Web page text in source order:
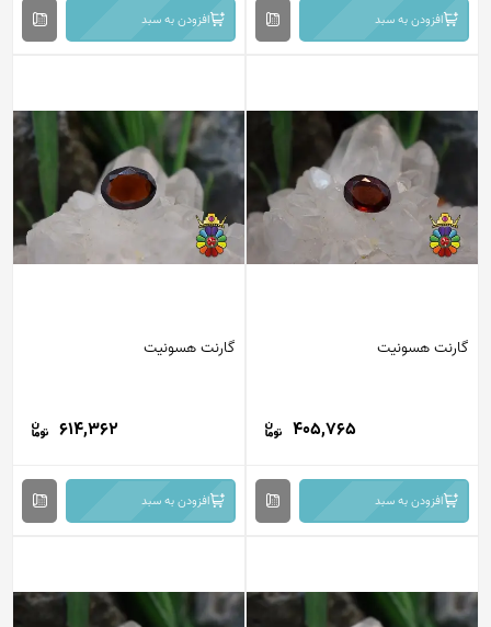
افزودن به سبد افزودن به سبد
گارنت هسونیت
405,765
افزودن به سبد
گارنت هسونیت
614,362
افزودن به سبد